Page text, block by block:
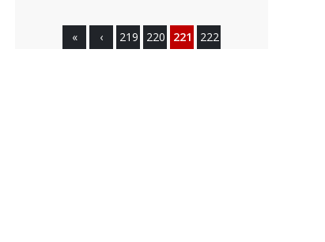
« ‹ 219 220 221 222